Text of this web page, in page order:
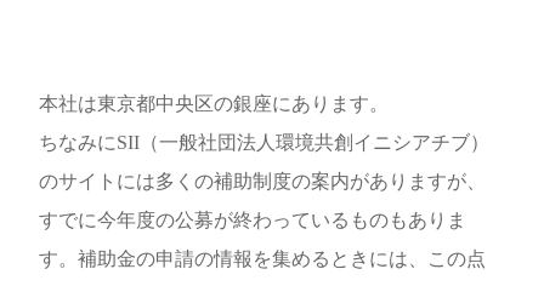
本社は東京都中央区の銀座にあります。
ちなみにSII（一般社団法人環境共創イニシアチブ）
のサイトには多くの補助制度の案内がありますが、
すでに今年度の公募が終わっているものもありま
す。補助金の申請の情報を集めるときには、この点